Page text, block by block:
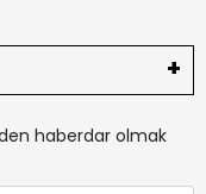
haberdar olmak